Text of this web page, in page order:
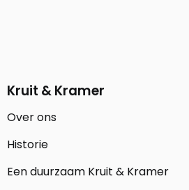
Kruit & Kramer
Over ons
Historie
Een duurzaam Kruit & Kramer